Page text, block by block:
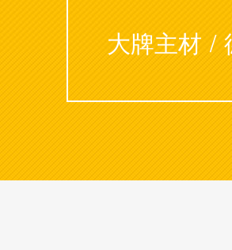
大牌主材 /